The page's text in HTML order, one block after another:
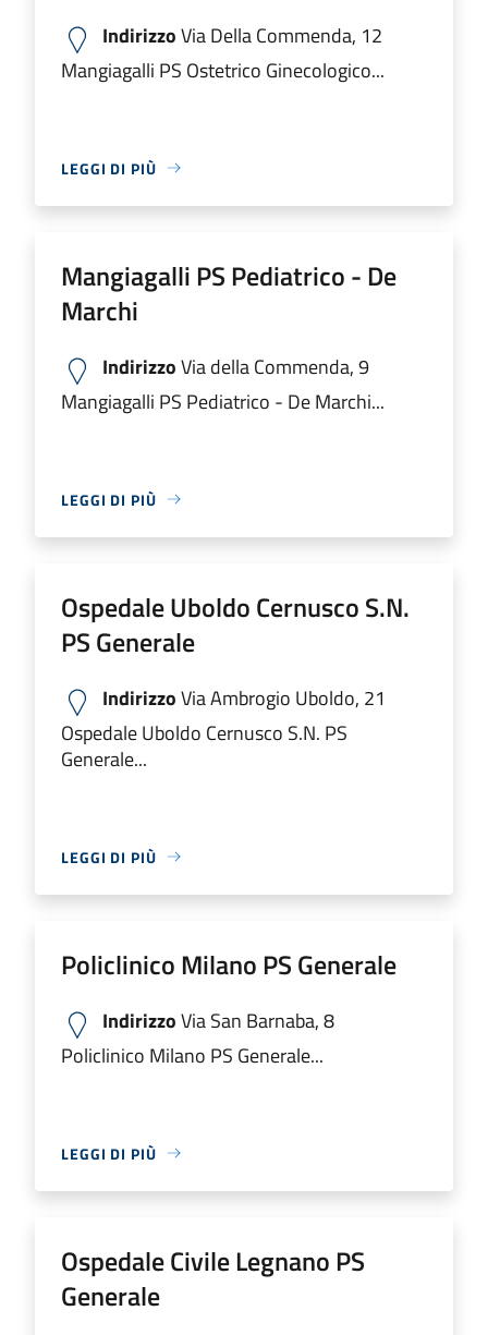
IndirizzoVia Della Commenda, 12
Mangiagalli PS Ostetrico Ginecologico...
LEGGI DI PIÙ
Mangiagalli PS Pediatrico - De
Marchi
IndirizzoVia della Commenda, 9
Mangiagalli PS Pediatrico - De Marchi...
LEGGI DI PIÙ
Ospedale Uboldo Cernusco S.N.
PS Generale
IndirizzoVia Ambrogio Uboldo, 21
Ospedale Uboldo Cernusco S.N. PS
Generale...
LEGGI DI PIÙ
Policlinico Milano PS Generale
IndirizzoVia San Barnaba, 8
Policlinico Milano PS Generale...
LEGGI DI PIÙ
Ospedale Civile Legnano PS
Generale